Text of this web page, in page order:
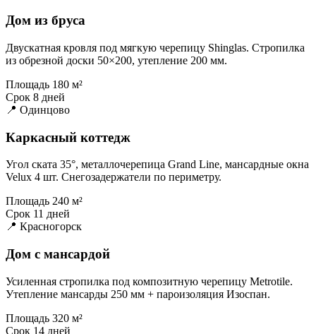
Дом из бруса
Двускатная кровля под мягкую черепицу Shinglas. Стропилка
из обрезной доски 50×200, утепление 200 мм.
Площадь 180 м²
Срок 8 дней
📍 Одинцово
Каркасный коттедж
Угол ската 35°, металлочерепица Grand Line, мансардные окна
Velux 4 шт. Снегозадержатели по периметру.
Площадь 240 м²
Срок 11 дней
📍 Красногорск
Дом с мансардой
Усиленная стропилка под композитную черепицу Metrotile.
Утепление мансарды 250 мм + пароизоляция Изоспан.
Площадь 320 м²
Срок 14 дней